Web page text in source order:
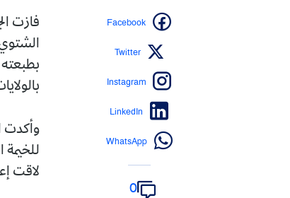
فازت
وأكدت
للخيمة
لاقت
Facebook
Twitter
Instagram
LinkedIn
WhatsApp
0